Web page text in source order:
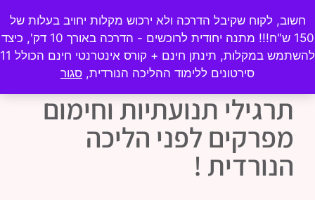
חשוב, לקוח שקיבל הדרכה ולא ירכוש מקלות יחויב בעלות של
150 ש"ח!!! מתנה יחודית לרוכשים - הדרכה באורך 10 דק', כיצד
להשתמש במקלות, תינתן חינם + קורס אינטרנטי חינם הכולל 11
סירטונים ללימוד ההליכה הנורדית, סגור
054-4789922
ecogym10@gmail.com
₪ 0.00
תרגילי תנועתיות וחימום
מפרקים לפני הליכה
הנורדית !